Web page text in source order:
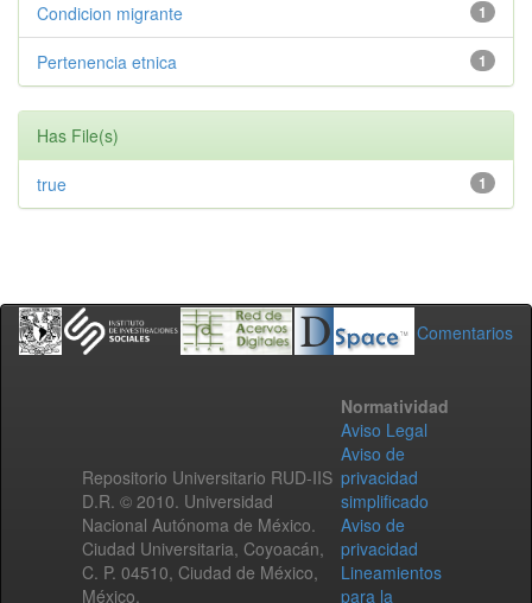
1
Condicion migrante
1
Pertenencia etnica
Has File(s)
1
true
Comentarios
Repositorio Universitario RUD-IIS
D.R. © 2010. Universidad
Nacional Autónoma de México.
Ciudad Universitaria, Coyoacán,
C. P. 04510, Ciudad de México,
México.
Normatividad
Aviso Legal
Aviso de
privacidad
simplificado
Aviso de
privacidad
Lineamientos
para la